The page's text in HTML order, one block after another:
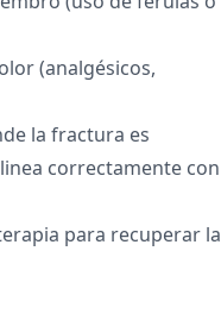
(analgésicos,
la fractura es
correctamente con
para recuperar la